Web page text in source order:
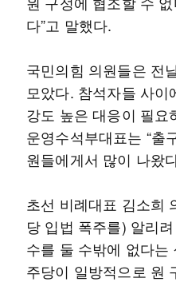
다”고 말했다.
국민의힘 의원들은 전
모았다. 참석자들 사
강도 높은 대응이 필
운영수석부대표는 “출
원들에게서 많이 나왔
초선 비례대표 김소희
당 입법 폭주를) 알리
수를 둘 수밖에 없다는
주당이 일방적으로 원